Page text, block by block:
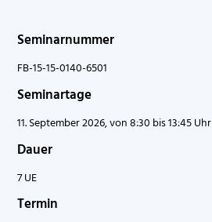
Seminarnummer
FB-15-15-0140-6501
Seminartage
11. September 2026, von 8:30 bis 13:45 Uhr
Dauer
7 UE
Termin